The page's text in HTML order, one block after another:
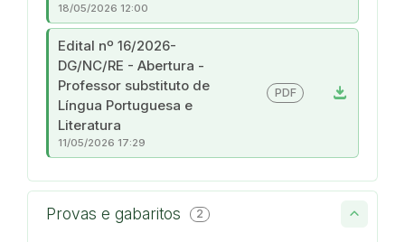
18/05/2026 12:00
Edital nº 16/2026-
DG/NC/RE - Abertura -
Professor substituto de
Língua Portuguesa e
Literatura
download
PDF
11/05/2026 17:29
Provas e gabaritos 2